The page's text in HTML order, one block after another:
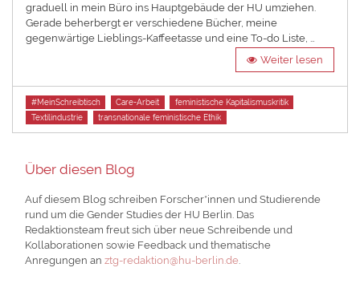
graduell in mein Büro ins Hauptgebäude der HU umziehen.
Gerade beherbergt er verschiedene Bücher, meine
gegenwärtige Lieblings-Kaffeetasse und eine To-do Liste, …
Weiter lesen
Tags
#MeinSchreibtisch Care-Arbeit
feministische Kapitalismuskritik
Textilindustrie
transnationale feministische Ethik
Über diesen Blog
Auf diesem Blog schreiben Forscher*innen und Studierende
rund um die Gender Studies der HU Berlin. Das
Redaktionsteam freut sich über neue Schreibende und
Kollaborationen sowie Feedback und thematische
Anregungen anztg-redaktion@hu-berlin.de.